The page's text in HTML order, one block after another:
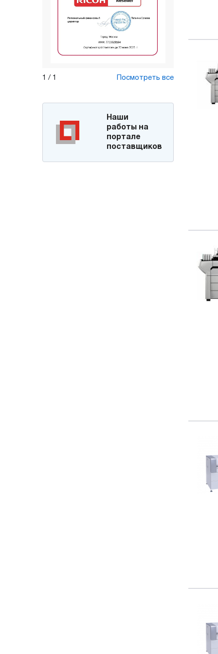
1 / 1 Посмотреть все
Наши
работы на
портале
поставщиков